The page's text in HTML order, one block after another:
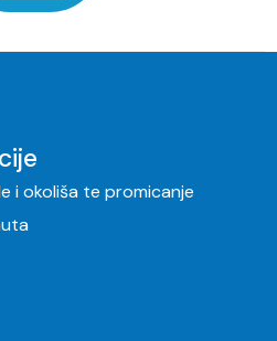
i okoliša te promicanje